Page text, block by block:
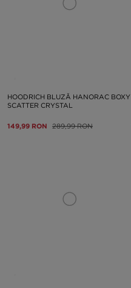
HOODRICH BLUZĂ HANORAC BOXY
SCATTER CRYSTAL
149,99 RON 289,99 RON